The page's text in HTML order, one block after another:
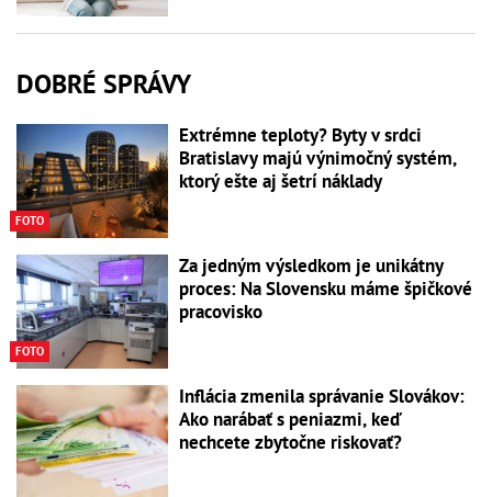
DOBRÉ SPRÁVY
FOTO
Extrémne teploty? Byty v srdci
Bratislavy majú výnimočný systém,
ktorý ešte aj šetrí náklady
FOTO
Za jedným výsledkom je unikátny
proces: Na Slovensku máme špičkové
pracovisko
Inflácia zmenila správanie Slovákov:
Ako narábať s peniazmi, keď
nechcete zbytočne riskovať?